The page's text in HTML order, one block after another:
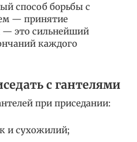
способ борьбы с
— принятие
— это сильнейший
каждого
с гантелями
при приседании:
и сухожилий;